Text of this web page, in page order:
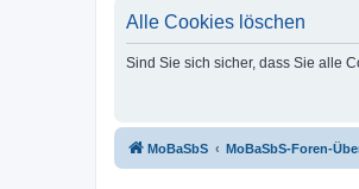
Alle Cookies löschen
Sind Sie sich sicher, dass Sie alle
MoBaSbS MoBaSbS-Foren-